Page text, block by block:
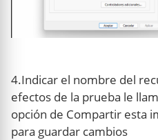
4.Indicar el nombre del
efectos de la prueba le
opción de Compartir esta
para guardar cambios